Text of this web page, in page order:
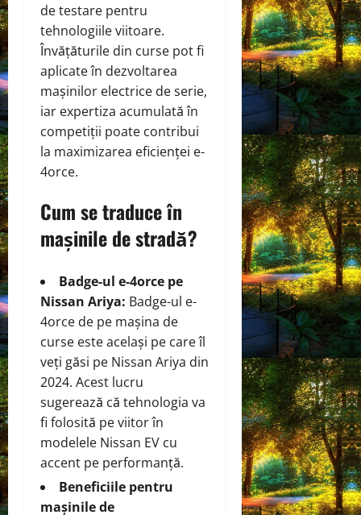
de testare pentru
tehnologiile viitoare.
Învățăturile din curse pot fi
aplicate în dezvoltarea
mașinilor electrice de serie,
iar expertiza acumulată în
competiții poate contribui
la maximizarea eficienței e-
4orce.
Cum se traduce în
mașinile de stradă?
Badge-ul e-4orce pe
Nissan Ariya: Badge-ul e-
4orce de pe mașina de
curse este același pe care îl
veți găsi pe Nissan Ariya din
2024. Acest lucru
sugerează că tehnologia va
fi folosită pe viitor în
modelele Nissan EV cu
accent pe performanță.
Beneficiile pentru
mașinile de